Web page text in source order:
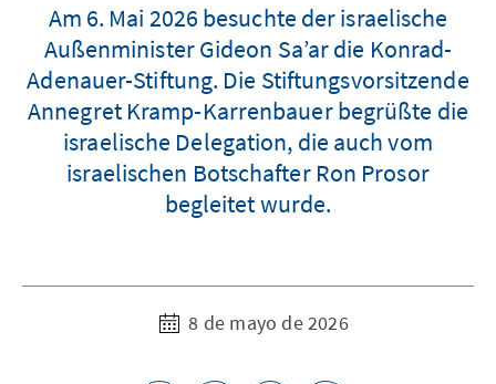
Am 6. Mai 2026 besuchte der israelische
Außenminister Gideon Sa’ar die Konrad-
Adenauer-Stiftung. Die Stiftungsvorsitzende
Annegret Kramp-Karrenbauer begrüßte die
israelische Delegation, die auch vom
israelischen Botschafter Ron Prosor
begleitet wurde.
8 de mayo de 2026